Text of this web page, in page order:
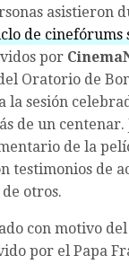
asistieron
de cinefórums
por
Oratorio de
la sesión
de un centenar.
de la
testimonios de
otros.
con motivo del
por el Papa